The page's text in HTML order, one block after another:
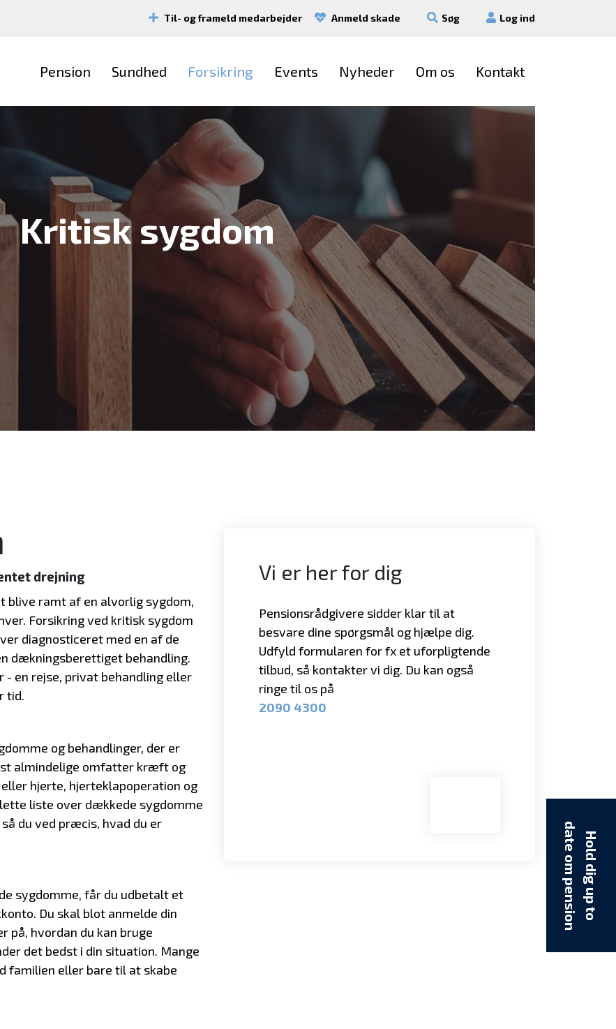
Til- og frameld medarbejder Anmeld skade Søg Log ind
Pension Sundhed Forsikring Events Nyheder Om os Kontakt
H
o
l
d
d
i
g
u
p
t
o
da
t
e
o
m
p
e
n
s
i
o
n
Kritisk sygdom
drejning
blive ramt af en alvorlig sygdom,
Forsikring ved kritisk sygdom
diagnosticeret med en af de
dækningsberettiget behandling.
- en rejse, privat behandling eller
tid.
og behandlinger, der er
almindelige omfatter kræft og
hjerte, hjerteklapoperation og
liste over dækkede sygdomme
du ved præcis, hvad du er
sygdomme, får du udbetalt et
Du skal blot anmelde din
på, hvordan du kan bruge
det bedst i din situation. Mange
familien eller bare til at skabe
Vi er her for dig
Pensionsrådgivere sidder klar til at
besvare dine spørgsmål og hjælpe dig.
Udfyld formularen for fx et uforpligtende
tilbud, så kontakter vi dig. Du kan også
ringe til os på
2090 4300